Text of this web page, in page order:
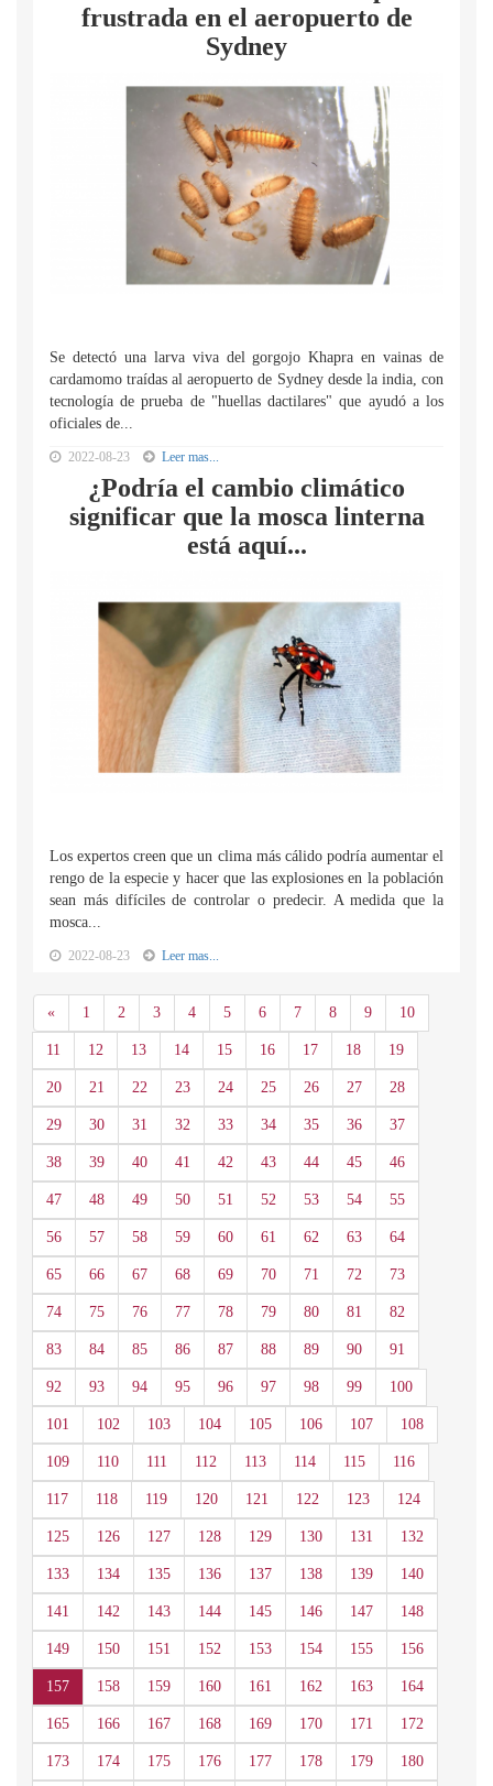
frustrada en el aeropuerto de
Sydney
Se detectó una larva viva del gorgojo Khapra en vainas de
cardamomo traídas al aeropuerto de Sydney desde la india, con
tecnología de prueba de "huellas dactilares" que ayudó a los
oficiales de...
2022-08-23 Leer mas...
¿Podría el cambio climático
significar que la mosca linterna
está aquí...
Los expertos creen que un clima más cálido podría aumentar el
rengo de la especie y hacer que las explosiones en la población
sean más difíciles de controlar o predecir. A medida que la
mosca...
2022-08-23 Leer mas...
«Anterior
1 2 3 4 5 6 7 8 9 10
11 12 13 14 15 16 17 18 19
20 21 22 23 24 25 26 27 28
29 30 31 32 33 34 35 36 37
38 39 40 41 42 43 44 45 46
47 48 49 50 51 52 53 54 55
56 57 58 59 60 61 62 63 64
65 66 67 68 69 70 71 72 73
74 75 76 77 78 79 80 81 82
83 84 85 86 87 88 89 90 91
92 93 94 95 96 97 98 99 100
101 102 103 104 105 106 107 108
109 110 111 112 113 114 115 116
117 118 119 120 121 122 123 124
125 126 127 128 129 130 131 132
133 134 135 136 137 138 139 140
141 142 143 144 145 146 147 148
149 150 151 152 153 154 155 156
157 158 159 160 161 162 163 164
165 166 167 168 169 170 171 172
173 174 175 176 177 178 179 180